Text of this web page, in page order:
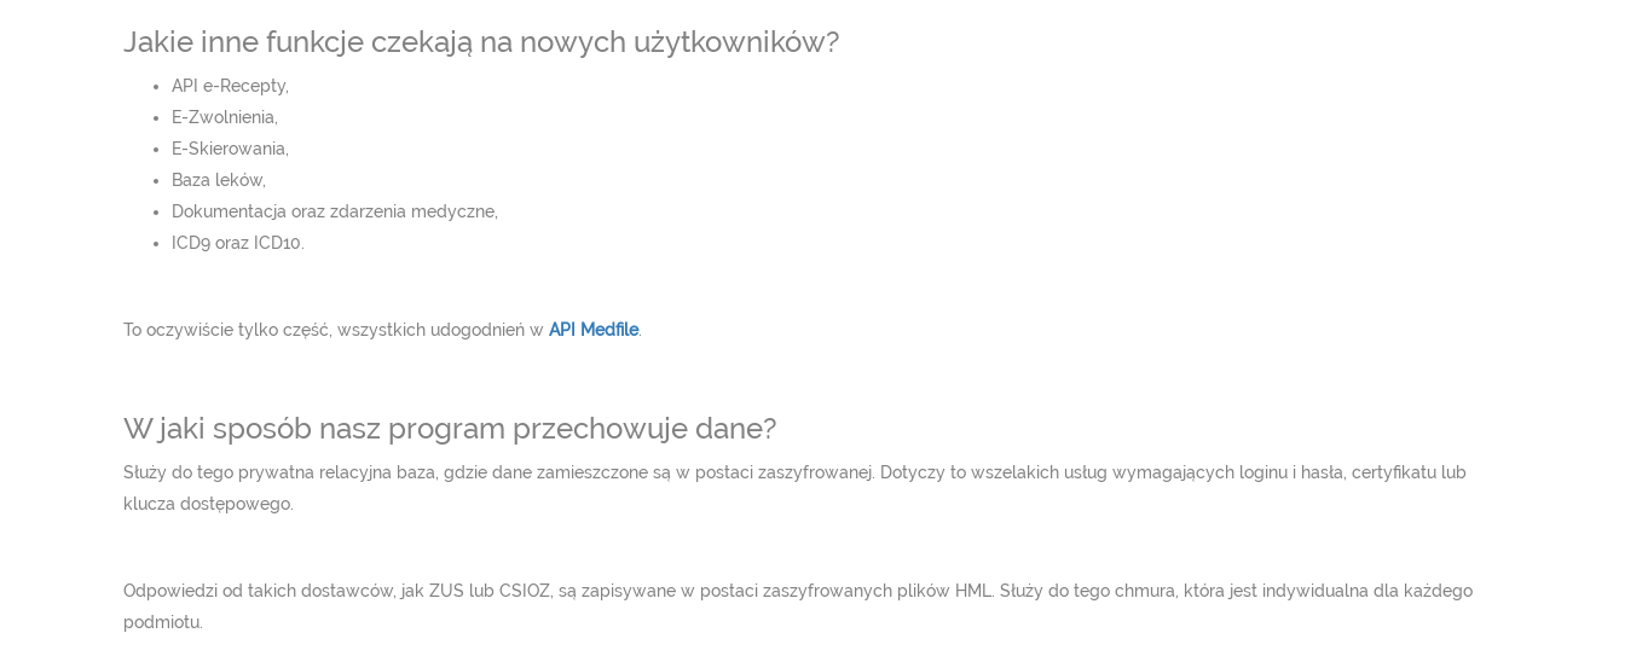
Jakie inne funkcje czekają na nowych użytkowników?
API e-Recepty,
E-Zwolnienia,
E-Skierowania,
Baza leków,
Dokumentacja oraz zdarzenia medyczne,
ICD9 oraz ICD10.
To oczywiście tylko część, wszystkich udogodnień w API Medfile.
W jaki sposób nasz program przechowuje dane?
Służy do tego prywatna relacyjna baza, gdzie dane zamieszczone są w postaci zaszyfrowanej. Dotyczy to wszelakich usług wymagających loginu i hasła, certyfikatu lub
klucza dostępowego.
Odpowiedzi od takich dostawców, jak ZUS lub CSIOZ, są zapisywane w postaci zaszyfrowanych plików HML. Służy do tego chmura, która jest indywidualna dla każdego
podmiotu.